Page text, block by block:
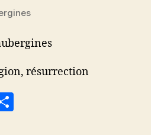
résurrection